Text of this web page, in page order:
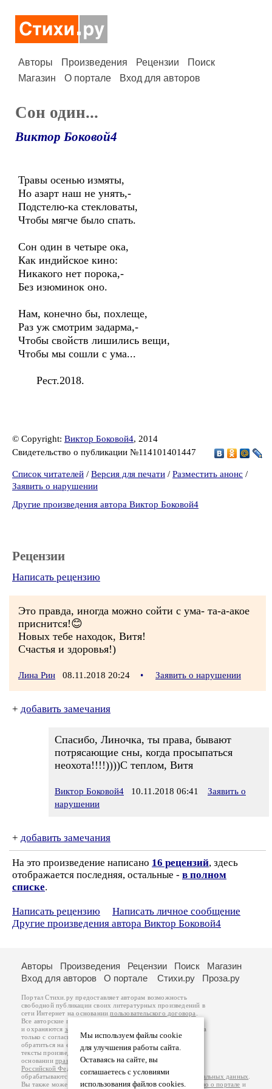
Авторы Произведения Рецензии
Поиск
Магазин
О портале Вход для авторов
Сон один...
Виктор Боковой4
Травы осенью измяты,
Но азарт наш не унять,-
Подстелю-ка стекловаты,
Чтобы мягче было спать.
Сон один в четыре ока,
Как индийское кино:
Никакого нет порока,-
Без изюминок оно.
Нам, конечно бы, похлеще,
Раз уж смотрим задарма,-
Чтобы свойств лишились вещи,
Чтобы мы сошли с ума...
Рест.2018.
© Copyright: Виктор Боковой4, 2014
Свидетельство о публикации №114101401447
Список читателей / Версия для печати / Разместить анонс /
Заявить о нарушении
Другие произведения автора Виктор Боковой4
Рецензии
Написать рецензию
Это правда, иногда можно сойти с ума- та-а-акое
приснится!😊
Новых тебе находок, Витя!
Счастья и здоровья!)
Лина Рин 08.11.2018 20:24 • Заявить о нарушении
+ добавить замечания
Спасибо, Линочка, ты права, бывают
потрясающие сны, когда просыпаться
неохота!!!!))))С теплом, Витя
Виктор Боковой4 10.11.2018 06:41
Заявить о
нарушении
+ добавить замечания
На это произведение написано 16 рецензий, здесь
отображается последняя, остальные - в полном
списке.
Написать рецензию
Написать личное сообщение
Другие произведения автора Виктор Боковой4
Мы используем файлы cookie
для улучшения работы сайта.
Оставаясь на сайте, вы
соглашаетесь с условиями
использования файлов cookies.
Авторы Произведения Рецензии Поиск
Магазин
Вход для авторов
О портале Стихи.ру Проза.ру
Портал Стихи.ру предоставляет авторам возможность
свободной публикации своих литературных произведений в
сети Интернет на основаниипользовательского договора
Все авторские права на произведения принадлежат авторам
и охраняются законом
. Перепечатка произведений возможна
только с согласия его автора, к которому вы можете
обратиться на его авторской странице. Ответственность за
тексты произведений авторы несут самостоятельно на
основанииправил публикацииизаконодательства
Российской Федерации
обрабатываются на основанииПолитики обработки персональных данных
Вы также можете посмотреть более подробнуюинформацию о портале и